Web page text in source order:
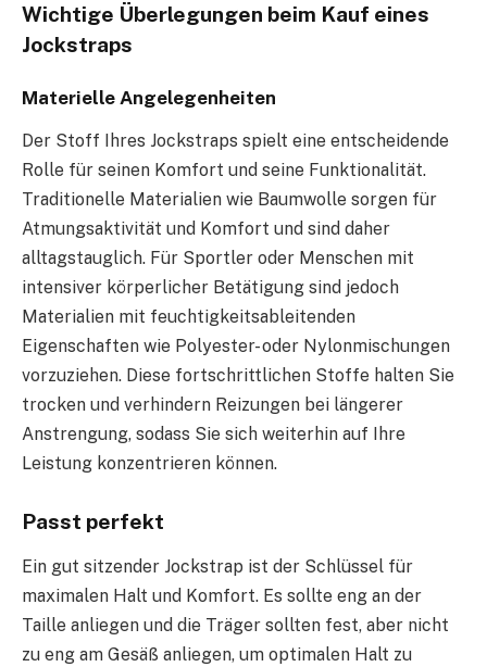
Wichtige Überlegungen beim Kauf eines
Jockstraps
Materielle Angelegenheiten
Der Stoff Ihres Jockstraps spielt eine entscheidende
Rolle für seinen Komfort und seine Funktionalität.
Traditionelle Materialien wie Baumwolle sorgen für
Atmungsaktivität und Komfort und sind daher
alltagstauglich. Für Sportler oder Menschen mit
intensiver körperlicher Betätigung sind jedoch
Materialien mit feuchtigkeitsableitenden
Eigenschaften wie Polyester- oder Nylonmischungen
vorzuziehen. Diese fortschrittlichen Stoffe halten Sie
trocken und verhindern Reizungen bei längerer
Anstrengung, sodass Sie sich weiterhin auf Ihre
Leistung konzentrieren können.
Passt perfekt
Ein gut sitzender Jockstrap ist der Schlüssel für
maximalen Halt und Komfort. Es sollte eng an der
Taille anliegen und die Träger sollten fest, aber nicht
zu eng am Gesäß anliegen, um optimalen Halt zu